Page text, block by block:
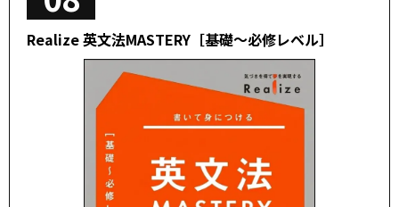
Realize 英文法MASTERY［基礎～必修レベル］